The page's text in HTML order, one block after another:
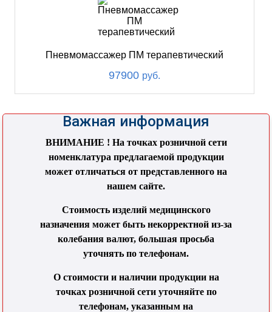
Пневмомассажер ПМ терапевтический
97900 руб.
Важная информация
ВНИМАНИЕ ! На точках розничной сети
номенклатура предлагаемой продукции
может отличаться от представленного на
нашем сайте.
Стоимость изделий медицинского
назначения может быть некорректной из-за
колебания валют, большая просьба
уточнять по телефонам.
О стоимости и наличии продукции на
точках розничной сети уточняйте по
телефонам, указанным на